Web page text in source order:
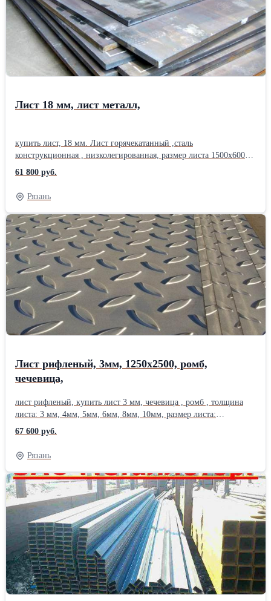
лицами. Возможна доставка . 15х15; 20х20; 25х25; 28х28; 30х20;
30х30; 40х20; 40х25; 40х40; 50х25; 50х30; 50х50; 60х30; 60х40;
60х60; 70х70; 80х40; 80х60; 80х80; 100х40; 100х50; 100х60;
100х80; 100х100; 120х60; 120х80; 120х120; 140х140; 150х100;
160х80; 160х120; 160х160; 180х100; 180х140; 180х180; 200х160;
200х200; 240х120; 240х160;300х300 ;Производитель: Северсталь
Форма сечения: Квадратная
Лист 18 мм, лист металл,
купить лист, 18 мм. Лист горячекатанный ,сталь
конструкционная , низколегированная, размер листа 1500х6000,
листы продаются поштучно , можно приобрести часть листа,
режем лист газом , гильотиной , плазмой. Мы продаем
продукцию следующих заводов : СеверСталь , Выкса , Аша ,
НЛМК, ММК.толщина листа - 18 мм, раскрой 1500мм х 6000
мм, марка стали - ст3сп5 , спокойная , 5 категория, точность
прокатки - А, плоскостность - ПУ ,согласно сертификата -
свариваемость гарантируется, ГОСТ 14637-89, ГОСТ 380-05,
ГОСТ 19903-74 , характер кромки - НО , производитель -
СеверСталь.На каждую отгрузку выдается сертификат качества.
Весь металл российского производства. Производитель:
Северсталь Толщина: 18 мм Марка металла: Ст3 Вид
металлопроката: Горячекатаный Материал: Стальной Страна-
производитель: Россия
61 800 руб.
Рязань
Лист рифленый, 3мм, 1250х2500, ромб,
чечевица,
лист рифленый, купить лист 3 мм, чечевица , ромб , толщина
листа: 3 мм, 4мм, 5мм, 6мм, 8мм, 10мм, размер листа:
1500х6000. Лист горячекатанный стальной, ГОСТ 8568. Марка
стали : ст3. Металлический лист, Лист гост 19903, гост сталь .
Отгрузка по весам. Возможна отгрузка части листа, половина
листа. Вес листа, уточняйте у менеджера. Сталь листовая ,
толщина листа, от 1.5 мм до 120мм. Лист металла , раскрой
1500х6000мм. Цена листа , уточняйте у менеджера. Отгрузка от
1 лист железа . Резка металла в размер с высокой точностью ,
плазменная резка листа, изготовление заготовок, резка газом.
Также в наличии стальная арматура, арматура а3, арматура а1,
полоса , квадрат , круглая труба, профильные трубы , лист
стальной , оцинковка, швеллер , уголок, балка, двутавр,
шестигранник . Металлопрокат в наличии ,в розницу, от 1
штуки. . Сертификат. Есть склады в 40 городах России. Металл
можно купить сегодня , Работаем с организациями и частными
лицами. Возможна доставка . Рифленый лист – листовой
67 600 руб.
Рязань